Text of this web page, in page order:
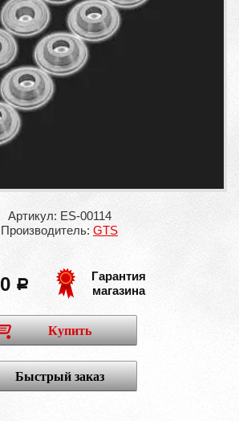
Артикул: ES-00114
Производитель: GTS
a
Гарантия
магазина
Купить
Быстрый заказ